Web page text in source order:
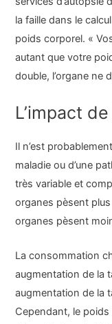
la faille dans le
poids corporel. «
autant que votre
double, l’organe ne
L’impact
Il n’est
maladie ou d’une
très variable et
organes pèsent
organes pèsent
La consommation
augmentation de la
augmentation de la
Cependant, le